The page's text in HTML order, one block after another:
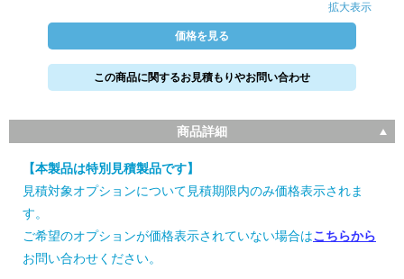
拡大表示
価格を見る
この商品に関するお見積もりやお問い合わせ
商品詳細
【本製品は特別見積製品です】
見積対象オプションについて見積期限内のみ価格表示されま
す。
ご希望のオプションが価格表示されていない場合はこちらから
お問い合わせください。